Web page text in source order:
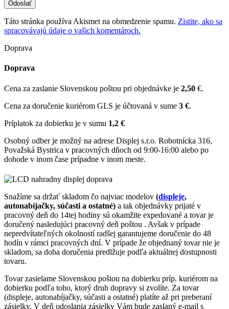
Táto stránka používa Akismet na obmedzenie spamu. Zistite, ako sa
spracovávajú údaje o vašich komentároch.
Doprava
Doprava
Cena za zaslanie Slovenskou poštou pri objednávke je 2,50 €.
Cena za doručenie kuriérom GLS je účtovaná v sume 3 €.
Príplatok za dobierku je v sumu 1,2 €
Osobný odber je možný na adrese Displej s.r.o. Robotnícka 316,
Považská Bystrica v pracovných dňoch od 9:00-16:00 alebo po
dohode v inom čase prípadne v inom meste.
Snažíme sa držať skladom čo najviac modelov (displeje,
autonabíjačky, súčasti a ostatné) a tak objednávky prijaté v
pracovný deň do 14tej hodiny sú okamžite expedované a tovar je
doručený nasledujúci pracovný deň poštou . Avšak v prípade
nepredvítateľných okolností radšej garantujeme doručenie do 48
hodín v rámci pracovných dní. V prípade že objednaný tovar nie je
skladom, sa doba doručenia predlžuje podľa aktuálnej dostupnosti
tovaru.
Tovar zasielame Slovenskou poštou na dobierku príp. kuriérom na
dobierku podľa toho, ktorý druh dopravy si zvolíte. Za tovar
(displeje, autonabíjačky, súčasti a ostatné) platíte až pri preberaní
zásielky. V deň odoslania zásielky Vám bude zaslaný e-mail s